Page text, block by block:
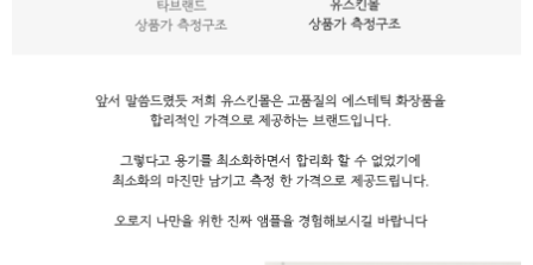
이코 라이프 하